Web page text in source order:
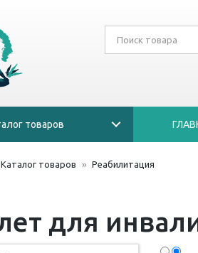
товаров
Каталог товаров Реабилитация
для